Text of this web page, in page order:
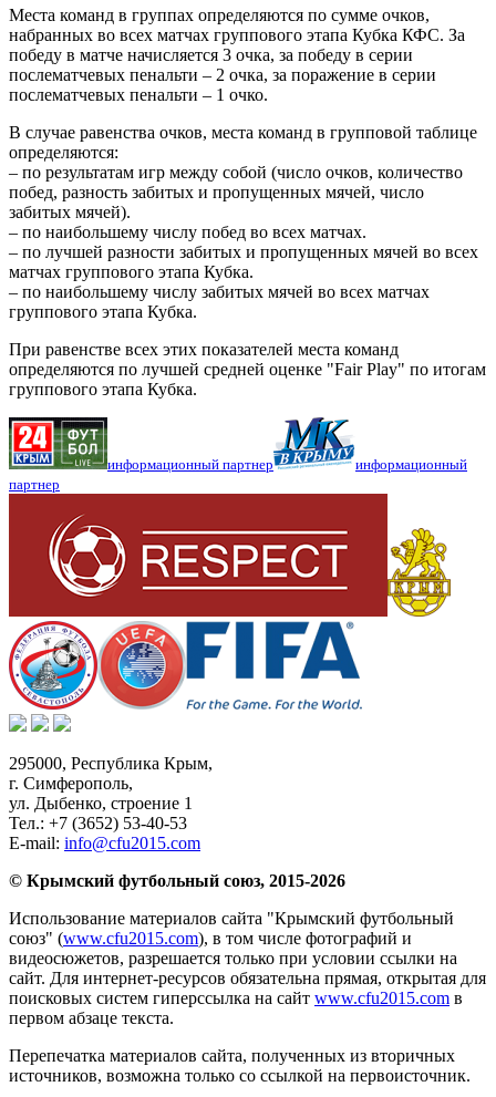
Места команд в группах определяются по сумме очков,
набранных во всех матчах группового этапа Кубка КФС. За
победу в матче начисляется 3 очка, за победу в серии
послематчевых пенальти – 2 очка, за поражение в серии
послематчевых пенальти – 1 очко.
В случае равенства очков, места команд в групповой таблице
определяются:
– по результатам игр между собой (число очков, количество
побед, разность забитых и пропущенных мячей, число
забитых мячей).
– по наибольшему числу побед во всех матчах.
– по лучшей разности забитых и пропущенных мячей во всех
матчах группового этапа Кубка.
– по наибольшему числу забитых мячей во всех матчах
группового этапа Кубка.
При равенстве всех этих показателей места команд
определяются по лучшей средней оценке "Fair Play" по итогам
группового этапа Кубка.
информационный партнер
информационный
партнер
295000, Республика Крым,
г. Симферополь,
ул. Дыбенко, строение 1
Тел.: +7 (3652) 53-40-53
E-mail: info@cfu2015.com
© Крымский футбольный союз, 2015-2026
Использование материалов сайта "Крымский футбольный
союз" (www.cfu2015.com), в том числе фотографий и
видеосюжетов, разрешается только при условии ссылки на
сайт. Для интернет-ресурсов обязательна прямая, открытая для
поисковых систем гиперссылка на сайт www.cfu2015.com в
первом абзаце текста.
Перепечатка материалов сайта, полученных из вторичных
источников, возможна только со ссылкой на первоисточник.